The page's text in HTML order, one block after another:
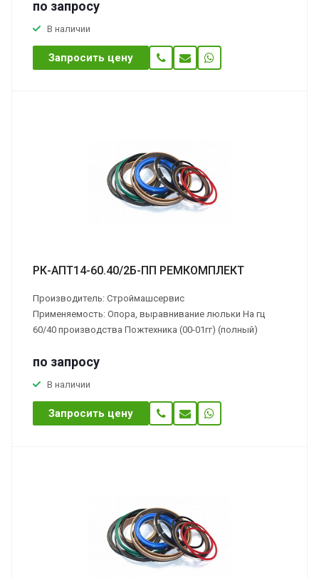
по запросу
В наличии
Запросить цену
РК-АПТ14-60.40/2Б-ПП РЕМКОМПЛЕКТ
Производитель: Строймашсервис
Применяемость: Опора, выравнивание люльки На гц
60/40 производства Пожтехника (00-01гг) (полный)
по запросу
В наличии
Запросить цену